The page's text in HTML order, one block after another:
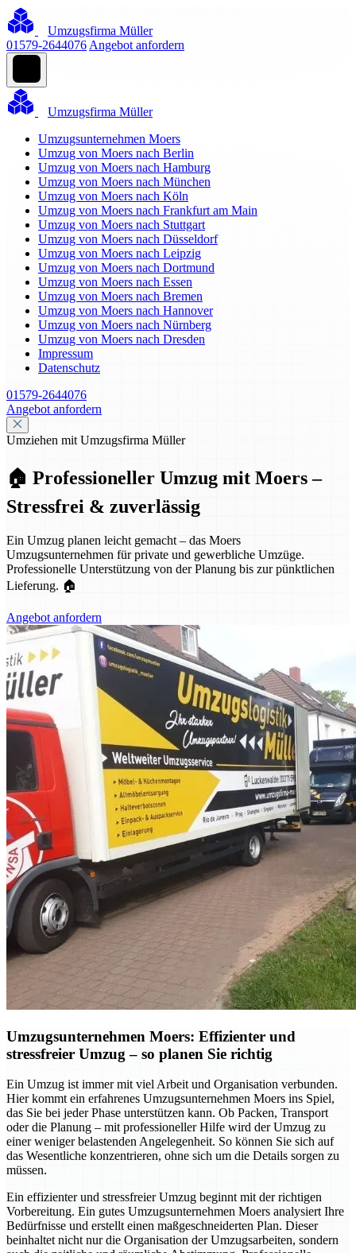
Umzugsfirma Müller
01579-2644076 Angebot anfordern
Umzugsfirma Müller
Umzugsunternehmen Moers
Umzug von Moers nach Berlin
Umzug von Moers nach Hamburg
Umzug von Moers nach München
Umzug von Moers nach Köln
Umzug von Moers nach Frankfurt am Main
Umzug von Moers nach Stuttgart
Umzug von Moers nach Düsseldorf
Umzug von Moers nach Leipzig
Umzug von Moers nach Dortmund
Umzug von Moers nach Essen
Umzug von Moers nach Bremen
Umzug von Moers nach Hannover
Umzug von Moers nach Nürnberg
Umzug von Moers nach Dresden
Impressum
Datenschutz
01579-2644076
Angebot anfordern
Umziehen mit Umzugsfirma Müller
🏠 Professioneller Umzug mit Moers –
Stressfrei & zuverlässig
Ein Umzug planen leicht gemacht – das Moers
Umzugsunternehmen für private und gewerbliche Umzüge.
Professionelle Unterstützung von der Planung bis zur pünktlichen
Lieferung. 🏠
Angebot anfordern
Umzugsunternehmen Moers: Effizienter und
stressfreier Umzug – so planen Sie richtig
Ein Umzug ist immer mit viel Arbeit und Organisation verbunden.
Hier kommt ein erfahrenes Umzugsunternehmen Moers ins Spiel,
das Sie bei jeder Phase unterstützen kann. Ob Packen, Transport
oder die Planung – mit professioneller Hilfe wird der Umzug zu
einer weniger belastenden Angelegenheit. So können Sie sich auf
das Wesentliche konzentrieren, ohne sich um die Details sorgen zu
müssen.
Ein effizienter und stressfreier Umzug beginnt mit der richtigen
Vorbereitung. Ein gutes Umzugsunternehmen Moers analysiert Ihre
Bedürfnisse und erstellt einen maßgeschneiderten Plan. Dieser
beinhaltet nicht nur die Organisation der Umzugsarbeiten, sondern